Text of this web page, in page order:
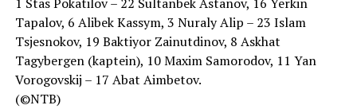
1 Stas Pokatilov – 22 Sultanbek Astanov, 16 Yerkin
Tapalov, 6 Alibek Kassym, 3 Nuraly Alip – 23 Islam
Tsjesnokov, 19 Baktiyor Zainutdinov, 8 Askhat
Tagybergen (kaptein), 10 Maxim Samorodov, 11 Yan
Vorogovskij – 17 Abat Aimbetov.
(©NTB)